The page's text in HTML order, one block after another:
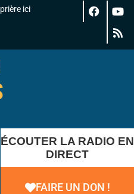
ici
ÉCOUTER LA RADIO EN
DIRECT
FAIRE UN DON !